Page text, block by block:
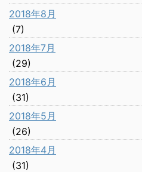
2018年8月
(7)
2018年7月
(29)
2018年6月
(31)
2018年5月
(26)
2018年4月
(31)